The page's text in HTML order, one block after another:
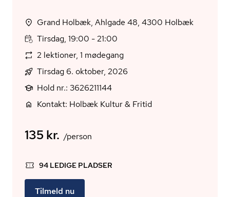
Grand Holbæk, Ahlgade 48, 4300 Holbæk
Tirsdag, 19:00 - 21:00
2 lektioner, 1 mødegang
Tirsdag 6. oktober, 2026
Hold nr.: 3626211144
Kontakt: Holbæk Kultur & Fritid
135 kr. /person
94 LEDIGE PLADSER
Tilmeld nu